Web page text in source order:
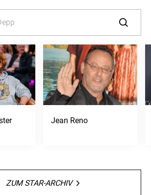
Jean Reno
ZUM STAR-ARCHIV